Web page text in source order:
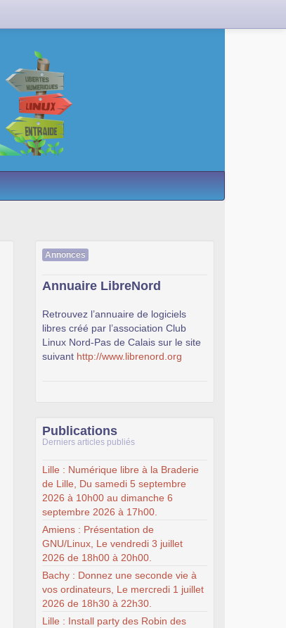
Annonces
Annuaire LibreNord
Retrouvez l’annuaire de logiciels
libres créé par l’association Club
Linux Nord-Pas de Calais sur le site
suivant http://www.librenord.org
Publications
Derniers articles publiés
Lille : Numérique libre à la Braderie
de Lille, Du samedi 5 septembre
2026 à 10h00 au dimanche 6
septembre 2026 à 17h00.
Amiens : Présentation de
GNU/Linux, Le vendredi 3 juillet
2026 de 18h00 à 20h00.
Bachy : Donnez une seconde vie à
vos ordinateurs, Le mercredi 1 juillet
2026 de 18h30 à 22h30.
Lille : Install party des Robin des